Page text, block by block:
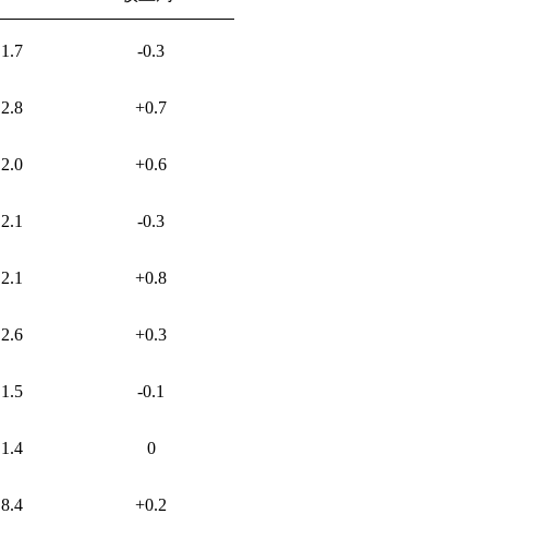
1.7 -0.3
2.8 +0.7
2.0 +0.6
2.1 -0.3
2.1 +0.8
2.6 +0.3
1.5 -0.1
1.4 0
8.4 +0.2